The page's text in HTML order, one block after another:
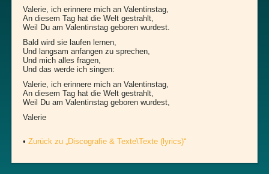
Valerie, ich erinnere mich an Valentinstag,
An diesem Tag hat die Welt gestrahlt,
Weil Du am Valentinstag geboren wurdest.
Bald wird sie laufen lernen,
Und langsam anfangen zu sprechen,
Und mich alles fragen,
Und das werde ich singen:
Valerie, ich erinnere mich an Valentinstag,
An diesem Tag hat die Welt gestrahlt,
Weil Du am Valentinstag geboren wurdest,
Valerie
•Zurück zu „Discografie & Texte\Texte (lyrics)“